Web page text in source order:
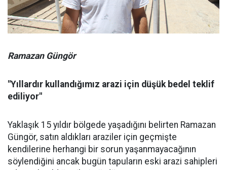
Ramazan Güngör
"Yıllardır kullandığımız arazi için düşük bedel teklif
ediliyor"
Yaklaşık 15 yıldır bölgede yaşadığını belirten Ramazan
Güngör, satın aldıkları araziler için geçmişte
kendilerine herhangi bir sorun yaşanmayacağının
söylendiğini ancak bugün tapuların eski arazi sahipleri